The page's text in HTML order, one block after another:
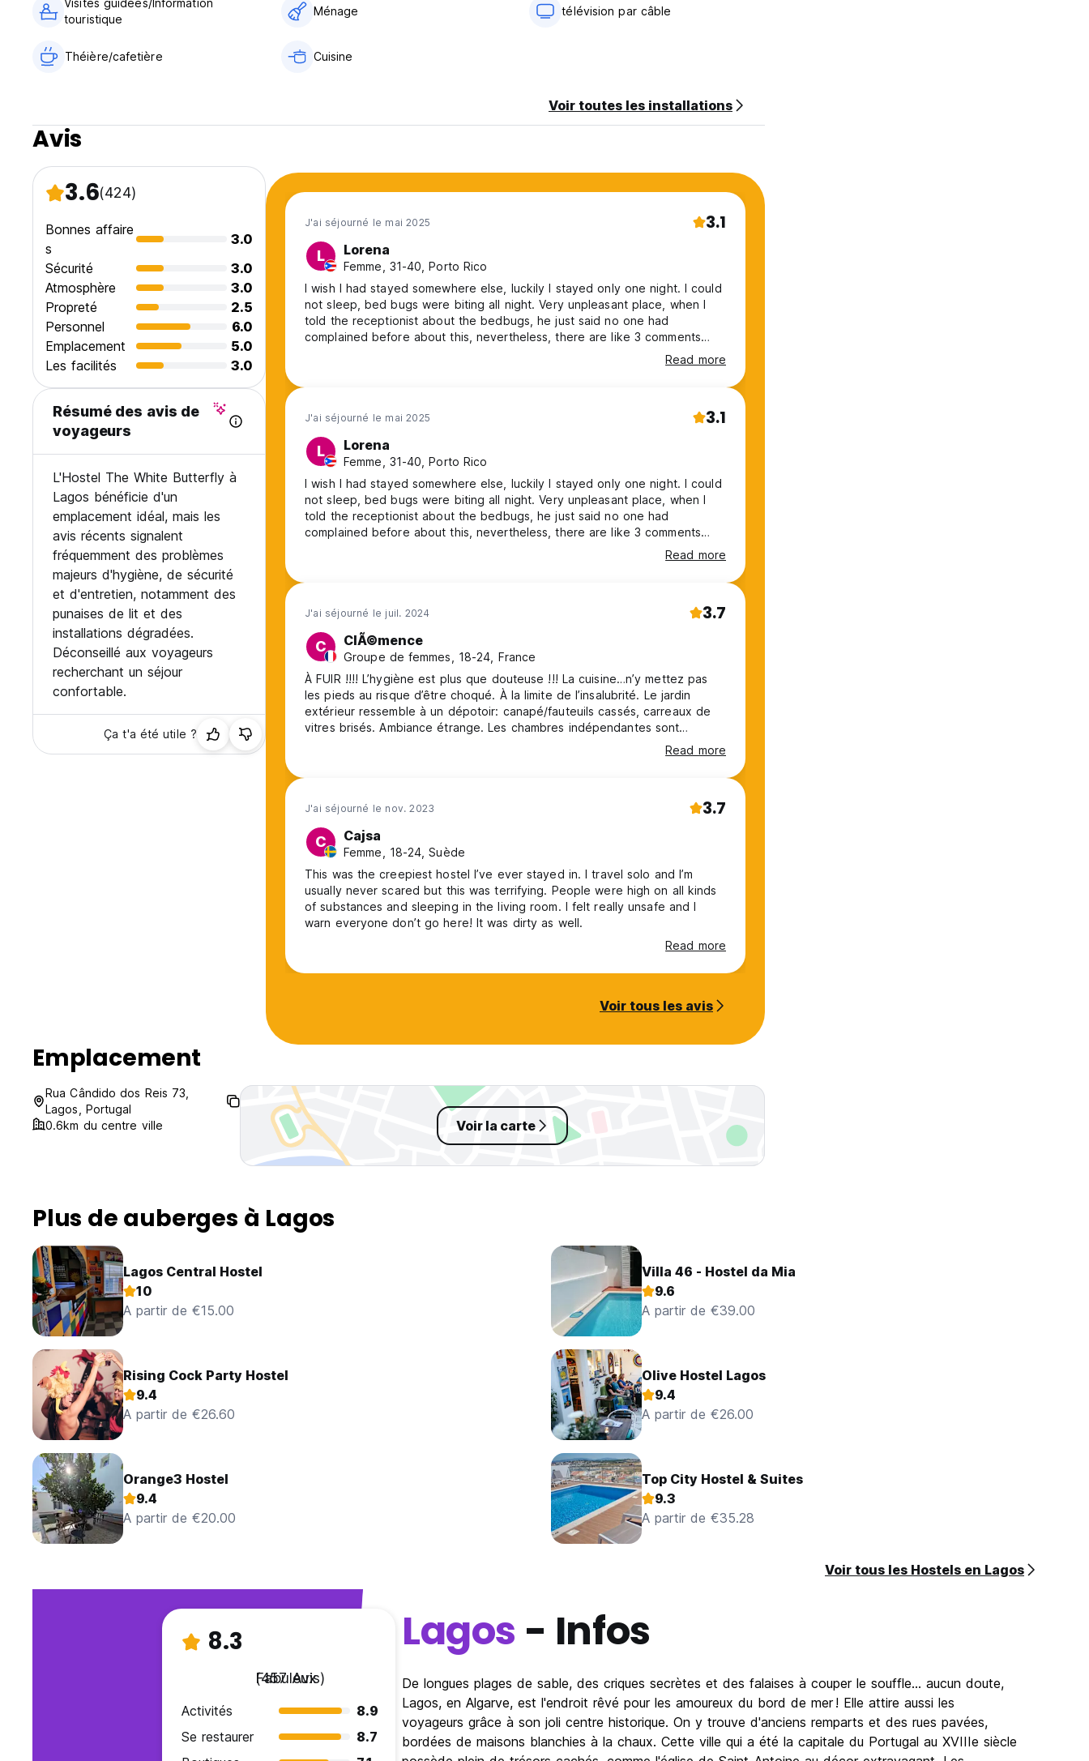
Visites guidées/Information
touristique
Ménage télévision par câble
Théière/cafetière Cuisine
Voir toutes les installations
Avis
3.6(424)
Bonnes affaire
s
3.0
Sécurité
3.0
Atmosphère
3.0
Propreté
2.5
Personnel
6.0
Emplacement
5.0
Les facilités
3.0
Résumé des avis de
voyageurs
L'Hostel The White Butterfly à
Lagos bénéficie d'un
emplacement idéal, mais les
avis récents signalent
fréquemment des problèmes
majeurs d'hygiène, de sécurité
et d'entretien, notamment des
punaises de lit et des
installations dégradées.
Déconseillé aux voyageurs
recherchant un séjour
confortable.
Ça t'a été utile ?
J'ai séjourné le mai 2025 3.1
L Lorena
Femme, 31-40, Porto Rico
I wish I had stayed somewhere else, luckily I stayed only one night. I could
not sleep, bed bugs were biting all night. Very unpleasant place, when I
told the receptionist about the bedbugs, he just said no one had
complained before about this, nevertheless, there are like 3 comments
Read more
J'ai séjourné le mai 2025 3.1
L Lorena
Femme, 31-40, Porto Rico
I wish I had stayed somewhere else, luckily I stayed only one night. I could
not sleep, bed bugs were biting all night. Very unpleasant place, when I
told the receptionist about the bedbugs, he just said no one had
complained before about this, nevertheless, there are like 3 comments
Read more
J'ai séjourné le juil. 2024 3.7
C ClÃ©mence
Groupe de femmes, 18-24, France
À FUIR !!!! L’hygiène est plus que douteuse !!! La cuisine…n’y mettez pas
les pieds au risque d’être choqué. À la limite de l’insalubrité. Le jardin
extérieur ressemble à un dépotoir: canapé/fauteuils cassés, carreaux de
vitres brisés. Ambiance étrange. Les chambres indépendantes sont
correctes mais les salles de bain sont vieilles/peu entretenues et sales. Le
dortoir commun donnant sur la rue est un enfer! Je n’ai pas fermé l’œil de
Read more
J'ai séjourné le nov. 2023 3.7
C Cajsa
Femme, 18-24, Suède
This was the creepiest hostel I’ve ever stayed in. I travel solo and I’m
usually never scared but this was terrifying. People were high on all kinds
of substances and sleeping in the living room. I felt really unsafe and I
warn everyone don’t go here! It was dirty as well.
Read more
Voir tous les avis
Emplacement
Rua Cândido dos Reis 73,
Lagos, Portugal
0.6km du centre ville
Voir la carte
Plus de auberges à Lagos
Lagos Central Hostel
10
A partir de €15.00
Villa 46 - Hostel da Mia
9.6
A partir de €39.00
Rising Cock Party Hostel
9.4
A partir de €26.60
Olive Hostel Lagos
9.4
A partir de €26.00
Orange3 Hostel
9.4
A partir de €20.00
Top City Hostel & Suites
9.3
A partir de €35.28
Voir tous les Hostels en Lagos
8.3
Fabuleux
(457 Avis)
Activités
8.9
Se restaurer
8.7
Lagos - Infos
De longues plages de sable, des criques secrètes et des falaises à couper le souffle... aucun doute,
Lagos, en Algarve, est l'endroit rêvé pour les amoureux du bord de mer ! Elle attire aussi les
voyageurs grâce à son joli centre historique. On y trouve d'anciens remparts et des rues pavées,
bordées de maisons blanchies à la chaux. Cette ville qui a été la capitale du Portugal au XVIIIe siècle